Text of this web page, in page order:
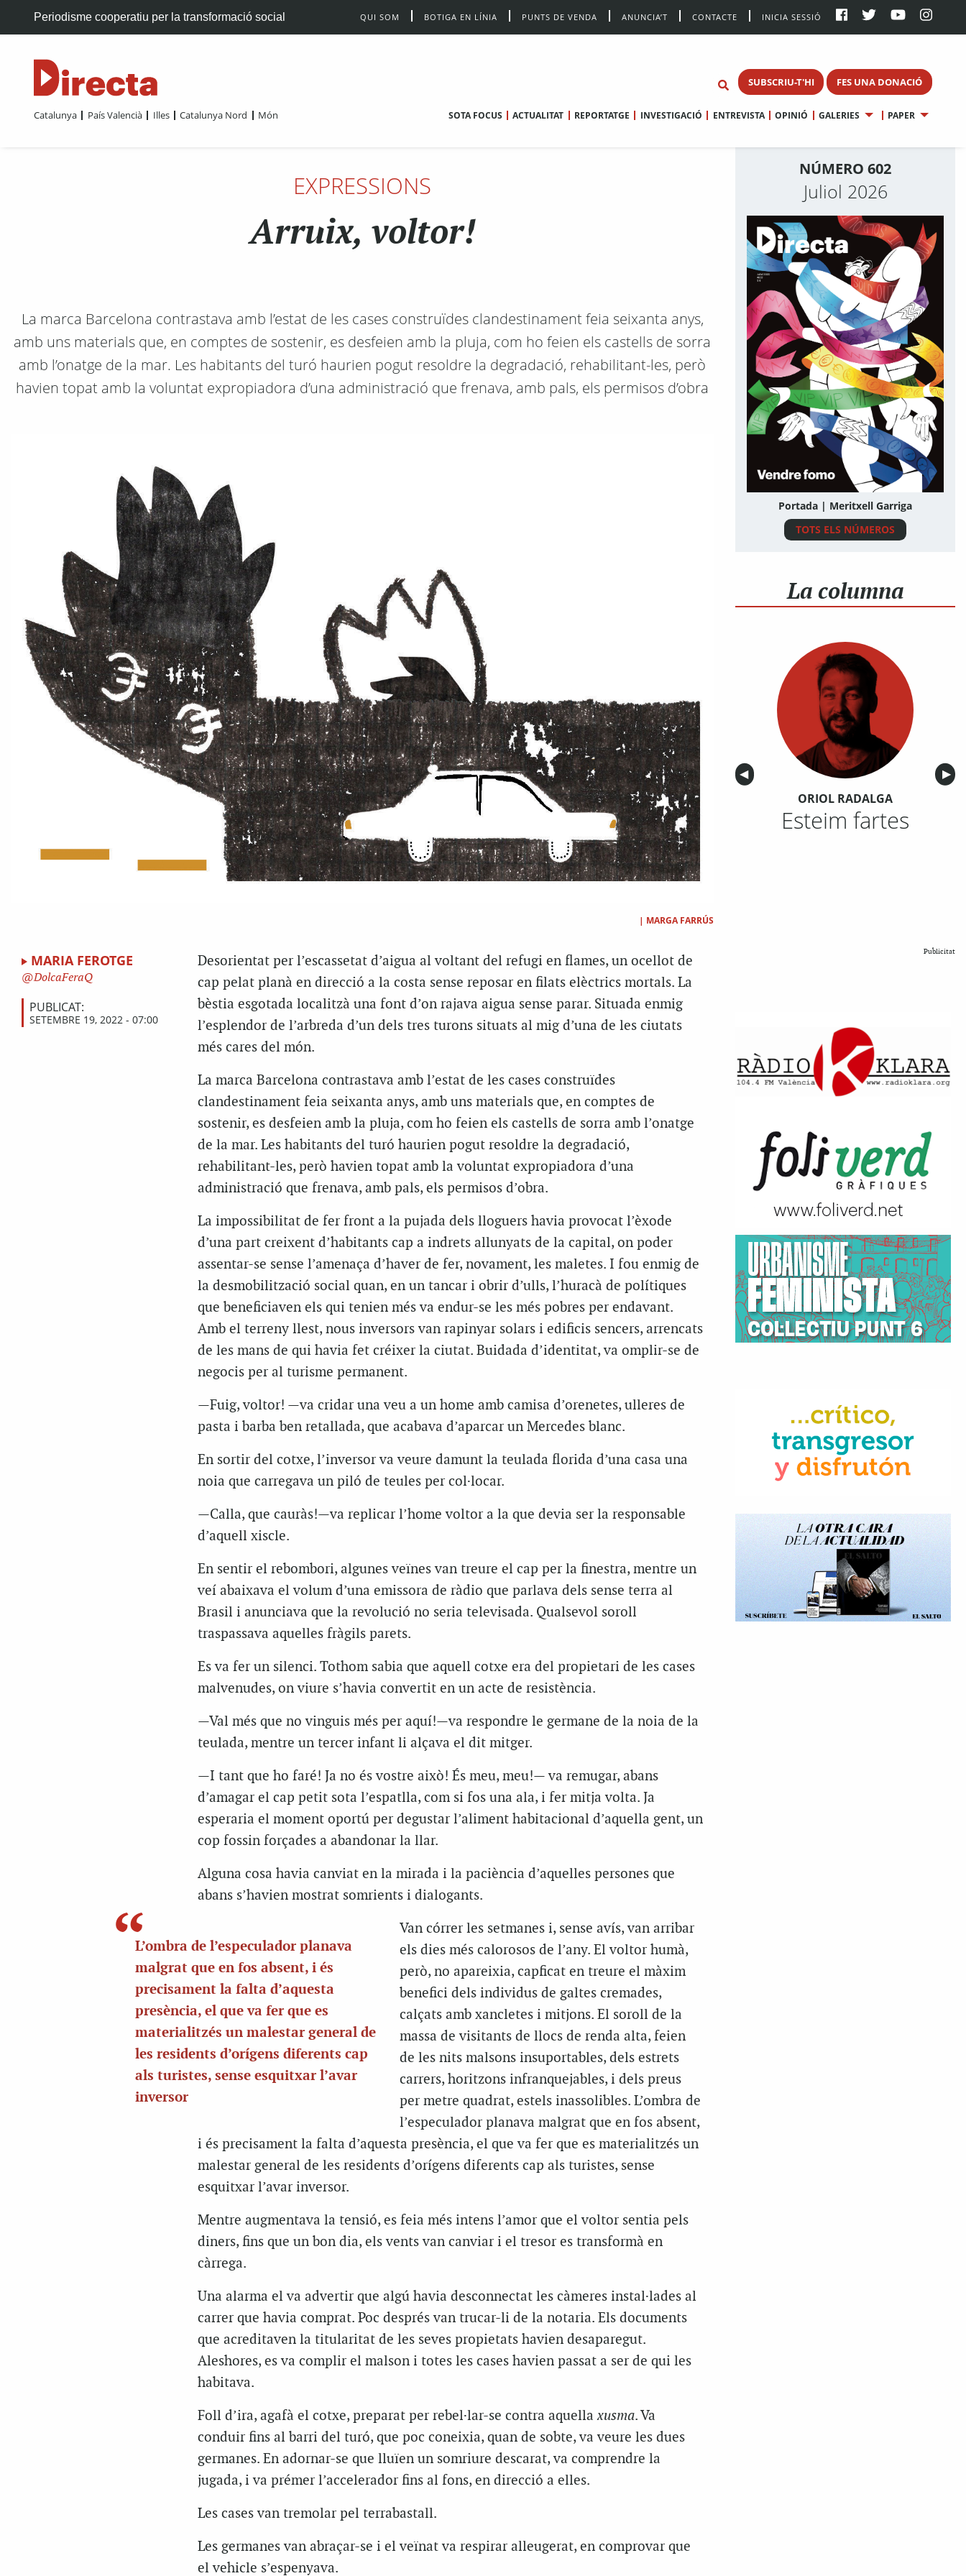
Periodisme cooperatiu per la transformació social QUI SOM BOTIGA EN LÍNIA PUNTS DE VENDA ANUNCIA’T CONTACTE INICIA SESSIÓ
SUBSCRIU-T'HI FES UNA DONACIÓ
Catalunya País Valencià Illes Catalunya Nord Món SOTA FOCUS ACTUALITAT REPORTATGE INVESTIGACIÓ ENTREVISTA OPINIÓ GALERIES PAPER
EXPRESSIONS
Arruix, voltor!
La marca Barcelona contrastava amb l’estat de les cases construïdes clandestinament feia seixanta anys,
amb uns materials que, en comptes de sostenir, es desfeien amb la pluja, com ho feien els castells de sorra
amb l’onatge de la mar. Les habitants del turó haurien pogut resoldre la degradació, rehabilitant-les, però
havien topat amb la voluntat expropiadora d’una administració que frenava, amb pals, els permisos d’obra
| MARGA FARRÚS
MARIA FEROTGE
DolcaFeraQ
PUBLICAT:
SETEMBRE 19, 2022 - 07:00
Desorientat per l’escassetat d’aigua al voltant del refugi en flames, un ocellot de
cap pelat planà en direcció a la costa sense reposar en filats elèctrics mortals. La
bèstia esgotada localitzà una font d’on rajava aigua sense parar. Situada enmig
l’esplendor de l’arbreda d’un dels tres turons situats al mig d’una de les ciutats
més cares del món.
La marca Barcelona contrastava amb l’estat de les cases construïdes
clandestinament feia seixanta anys, amb uns materials que, en comptes de
sostenir, es desfeien amb la pluja, com ho feien els castells de sorra amb l’onatge
de la mar. Les habitants del turó haurien pogut resoldre la degradació,
rehabilitant-les, però havien topat amb la voluntat expropiadora d’una
administració que frenava, amb pals, els permisos d’obra.
La impossibilitat de fer front a la pujada dels lloguers havia provocat l’èxode
d’una part creixent d’habitants cap a indrets allunyats de la capital, on poder
assentar-se sense l’amenaça d’haver de fer, novament, les maletes. I fou enmig de
la desmobilització social quan, en un tancar i obrir d’ulls, l’huracà de polítiques
que beneficiaven els qui tenien més va endur-se les més pobres per endavant.
Amb el terreny llest, nous inversors van rapinyar solars i edificis sencers, arrencats
de les mans de qui havia fet créixer la ciutat. Buidada d’identitat, va omplir-se de
negocis per al turisme permanent.
—Fuig, voltor! —va cridar una veu a un home amb camisa d’orenetes, ulleres de
pasta i barba ben retallada, que acabava d’aparcar un Mercedes blanc.
En sortir del cotxe, l’inversor va veure damunt la teulada florida d’una casa una
noia que carregava un piló de teules per col·locar.
—Calla, que cauràs!—va replicar l’home voltor a la que devia ser la responsable
d’aquell xiscle.
En sentir el rebombori, algunes veïnes van treure el cap per la finestra, mentre un
veí abaixava el volum d’una emissora de ràdio que parlava dels sense terra al
Brasil i anunciava que la revolució no seria televisada. Qualsevol soroll
traspassava aquelles fràgils parets.
Es va fer un silenci. Tothom sabia que aquell cotxe era del propietari de les cases
malvenudes, on viure s’havia convertit en un acte de resistència.
—Val més que no vinguis més per aquí!—va respondre le germane de la noia de la
teulada, mentre un tercer infant li alçava el dit mitger.
—I tant que ho faré! Ja no és vostre això! És meu, meu!— va remugar, abans
d’amagar el cap petit sota l’espatlla, com si fos una ala, i fer mitja volta. Ja
esperaria el moment oportú per degustar l’aliment habitacional d’aquella gent, un
cop fossin forçades a abandonar la llar.
Alguna cosa havia canviat en la mirada i la paciència d’aquelles persones que
abans s’havien mostrat somrients i dialogants.
L’ombra de l’especulador planava
malgrat que en fos absent, i és
precisament la falta d’aquesta
presència, el que va fer que es
materialitzés un malestar general de
les residents d’orígens diferents cap
als turistes, sense esquitxar l’avar
inversor
Van córrer les setmanes i, sense avís, van arribar
els dies més calorosos de l’any. El voltor humà,
però, no apareixia, capficat en treure el màxim
benefici dels individus de galtes cremades,
calçats amb xancletes i mitjons. El soroll de la
massa de visitants de llocs de renda alta, feien
de les nits malsons insuportables, dels estrets
carrers, horitzons infranquejables, i dels preus
per metre quadrat, estels inassolibles. L’ombra de
l’especulador planava malgrat que en fos absent,
i és precisament la falta d’aquesta presència, el que va fer que es materialitzés un
malestar general de les residents d’orígens diferents cap als turistes, sense
esquitxar l’avar inversor.
Mentre augmentava la tensió, es feia més intens l’amor que el voltor sentia pels
diners, fins que un bon dia, els vents van canviar i el tresor es transformà en
càrrega.
Una alarma el va advertir que algú havia desconnectat les càmeres instal·lades al
carrer que havia comprat. Poc després van trucar-li de la notaria. Els documents
que acreditaven la titularitat de les seves propietats havien desaparegut.
Aleshores, es va complir el malson i totes les cases havien passat a ser de qui les
habitava.
Foll d’ira, agafà el cotxe, preparat per rebel·lar-se contra aquella xusma. Va
conduir fins al barri del turó, que poc coneixia, quan de sobte, va veure les dues
germanes. En adornar-se que lluïen un somriure descarat, va comprendre la
jugada, i va prémer l’accelerador fins al fons, en direcció a elles.
Les cases van tremolar pel terrabastall.
Les germanes van abraçar-se i el veïnat va respirar alleugerat, en comprovar que
el vehicle s’espenyava.
NÚMERO 602
Juliol 2026
Portada | Meritxell Garriga
TOTS ELS NÚMEROS
La columna
Anterior
◀︎ ▶︎
ORIOL RADALGA
Esteim fartes
Publicitat